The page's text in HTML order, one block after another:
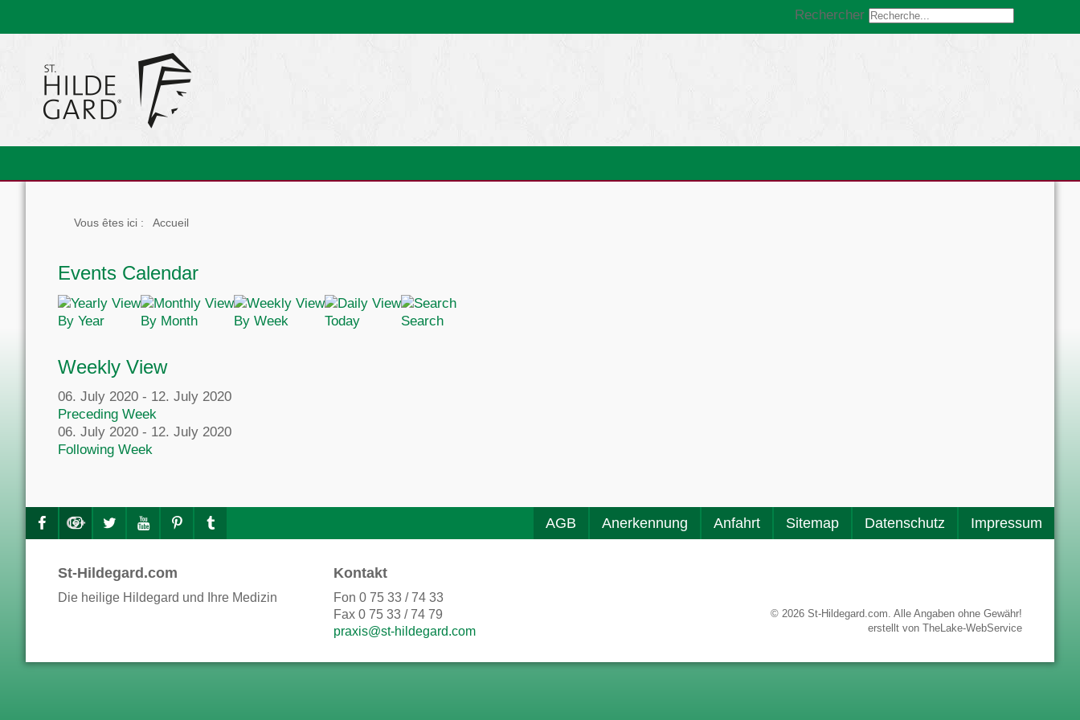
Rechercher
Vous êtes ici : Accueil
Events Calendar
By Year By Month By Week Today Search
Weekly View
06. July 2020 - 12. July 2020
Preceding Week
06. July 2020 - 12. July 2020
Following Week
AGB Anerkennung Anfahrt Sitemap Datenschutz Impressum
St-Hildegard.com
Die heilige Hildegard und Ihre Medizin
Kontakt
Fon 0 75 33 / 74 33
Fax 0 75 33 / 74 79
praxis@st-hildegard.com
© 2026 St-Hildegard.com. Alle Angaben ohne Gewähr!
erstellt von TheLake-WebService